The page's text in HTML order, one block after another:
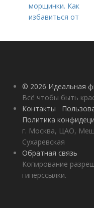
морщинки. Как
избавиться от
косметологические
© 2026 Идеальная
Всё чтобы быть
Контакты
Политика
г. Москва, ЦАО,
Сухаревская
Обратная связь
Копирование
гиперссылки.